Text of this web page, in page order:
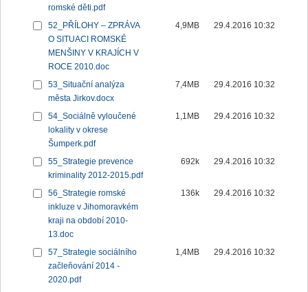
romské děti.pdf
52_PŘÍLOHY – ZPRÁVA
O SITUACI ROMSKÉ
MENŠINY V KRAJÍCH V
ROCE 2010.doc
4,9MB 29.4.2016 10:32
53_Situační analýza
města Jirkov.docx
7,4MB 29.4.2016 10:32
54_Sociálně vyloučené
lokality v okrese
Šumperk.pdf
1,1MB 29.4.2016 10:32
55_Strategie prevence
kriminality 2012-2015.pdf
692k 29.4.2016 10:32
56_Strategie romské
inkluze v Jihomoravkém
kraji na období 2010-
13.doc
136k 29.4.2016 10:32
57_Strategie sociálního
začleňování 2014 -
2020.pdf
1,4MB 29.4.2016 10:32